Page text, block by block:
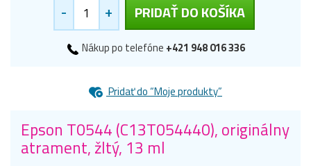
- + PRIDAŤ DO KOŠÍKA
Nákup po telefóne +421 948 016 336
Pridať do “Moje produkty”
Epson T0544 (C13T054440), originálny
atrament, žltý, 13 ml